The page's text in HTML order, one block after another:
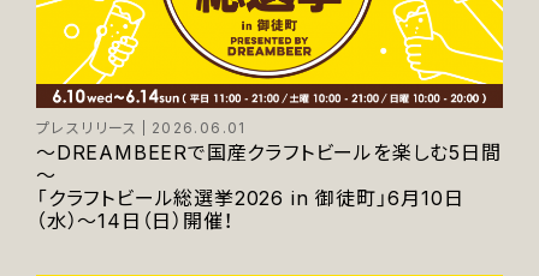
プレスリリース 2026.06.01
～DREAMBEERで国産クラフトビールを楽しむ5日間
～
「クラフトビール総選挙2026 in 御徒町」6月10日
（水）～14日（日）開催！